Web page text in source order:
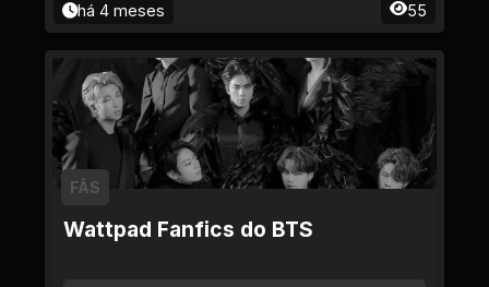
há 4 meses 55
Wattpad Fanfics do BTS
FÃS